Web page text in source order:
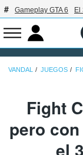
Gameplay GTA 6 El
VANDAL JUEGOS
Fight
pero
el